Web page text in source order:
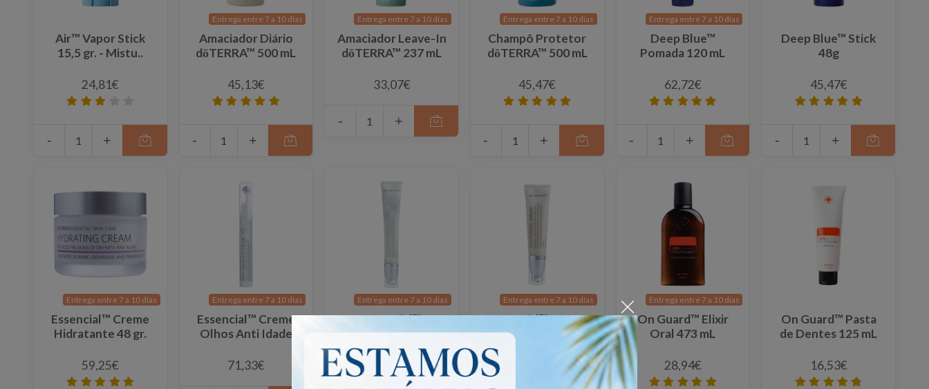
Air™ Vapor Stick
15,5 gr. - Mistu..
24,81€
- +
Entrega entre 7 a 10 días
Amaciador Diário
dōTERRA™ 500 mL
45,13€
- +
Entrega entre 7 a 10 días
Amaciador Leave-In
dōTERRA™ 237 mL
33,07€
- +
Entrega entre 7 a 10 días
Champô Protetor
dōTERRA™ 500 mL
45,47€
- +
Entrega entre 7 a 10 días
Deep Blue™
Pomada 120 mL
62,72€
- +
Deep Blue™ Stick
48g
45,47€
- +
Entrega entre 7 a 10 días
Essencial™ Creme
Hidratante 48 gr.
59,25€
Entrega entre 7 a 10 días
Essencial™ Creme
Olhos Anti Idade
71,33€
Entrega entre 7 a 10 días
Essencial™
Hidratante Anti
Idade
66,16€
Entrega entre 7 a 10 días
Essencial™ Serum
Reafirmante
Entrega entre 7 a 10 días
On Guard™ Elixir
Oral 473 mL
28,94€
On Guard™ Pasta
de Dentes 125 mL
16,53€